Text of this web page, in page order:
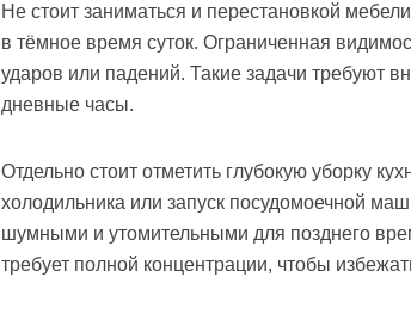
Не стоит заниматься и перестановкой
в тёмное время суток. Ограниченная
ударов или падений. Такие задачи требуют
дневные часы.
Отдельно стоит отметить глубокую уборку
холодильника или запуск посудомоечной
шумными и утомительными для позднего
требует полной концентрации, чтобы